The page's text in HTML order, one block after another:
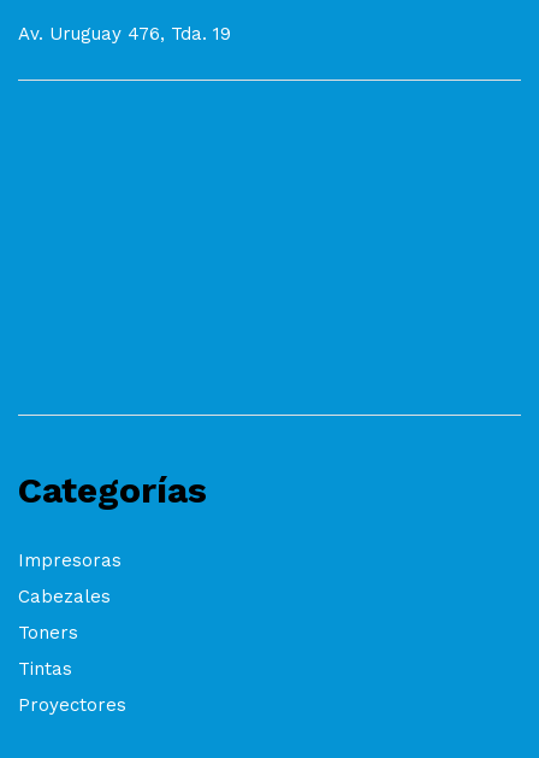
Av. Uruguay 476, Tda. 19
Categorías
Impresoras
Cabezales
Toners
Tintas
Proyectores